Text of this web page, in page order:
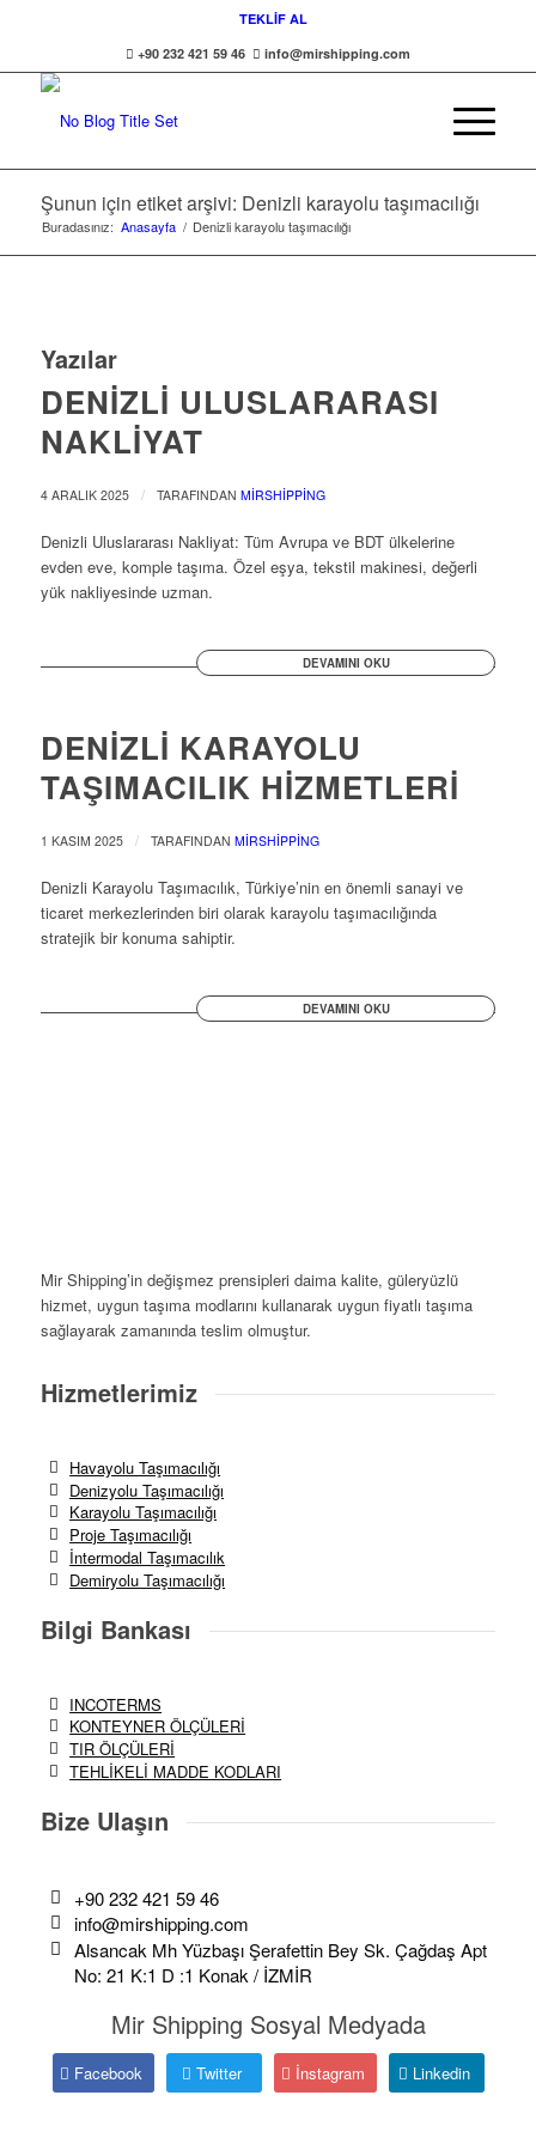
TEKLİF AL
+90 232 421 59 46
info@mirshipping.com
Şunun için etiket arşivi: Denizli karayolu taşımacılığı
Buradasınız: Anasayfa / Denizli karayolu taşımacılığı
Yazılar
DENIZLI ULUSLARARASI
NAKLIYAT
4 ARALIK 2025 / TARAFINDAN MIRSHIPPING
Denizli Uluslararası Nakliyat: Tüm Avrupa ve BDT ülkelerine
evden eve, komple taşıma. Özel eşya, tekstil makinesi, değerli
yük nakliyesinde uzman.
DEVAMINI OKU
DENİZLİ KARAYOLU
TAŞIMACILIK HİZMETLERİ
1 KASIM 2025 / TARAFINDAN MIRSHIPPING
Denizli Karayolu Taşımacılık, Türkiye’nin en önemli sanayi ve
ticaret merkezlerinden biri olarak karayolu taşımacılığında
stratejik bir konuma sahiptir.
DEVAMINI OKU
Mir Shipping’in değişmez prensipleri daima kalite, güleryüzlü
hizmet, uygun taşıma modlarını kullanarak uygun fiyatlı taşıma
sağlayarak zamanında teslim olmuştur.
Hizmetlerimiz
Havayolu Taşımacılığı
Denizyolu Taşımacılığı
Karayolu Taşımacılığı
Proje Taşımacılığı
İntermodal Taşımacılık
Demiryolu Taşımacılığı
Bilgi Bankası
INCOTERMS
KONTEYNER ÖLÇÜLERİ
TIR ÖLÇÜLERİ
TEHLİKELİ MADDE KODLARI
Bize Ulaşın
+90 232 421 59 46
info@mirshipping.com
Alsancak Mh Yüzbaşı Şerafettin Bey Sk. Çağdaş Apt
No: 21 K:1 D :1 Konak / İZMİR
Mir Shipping Sosyal Medyada
Facebook Twitter İnstagram Linkedin